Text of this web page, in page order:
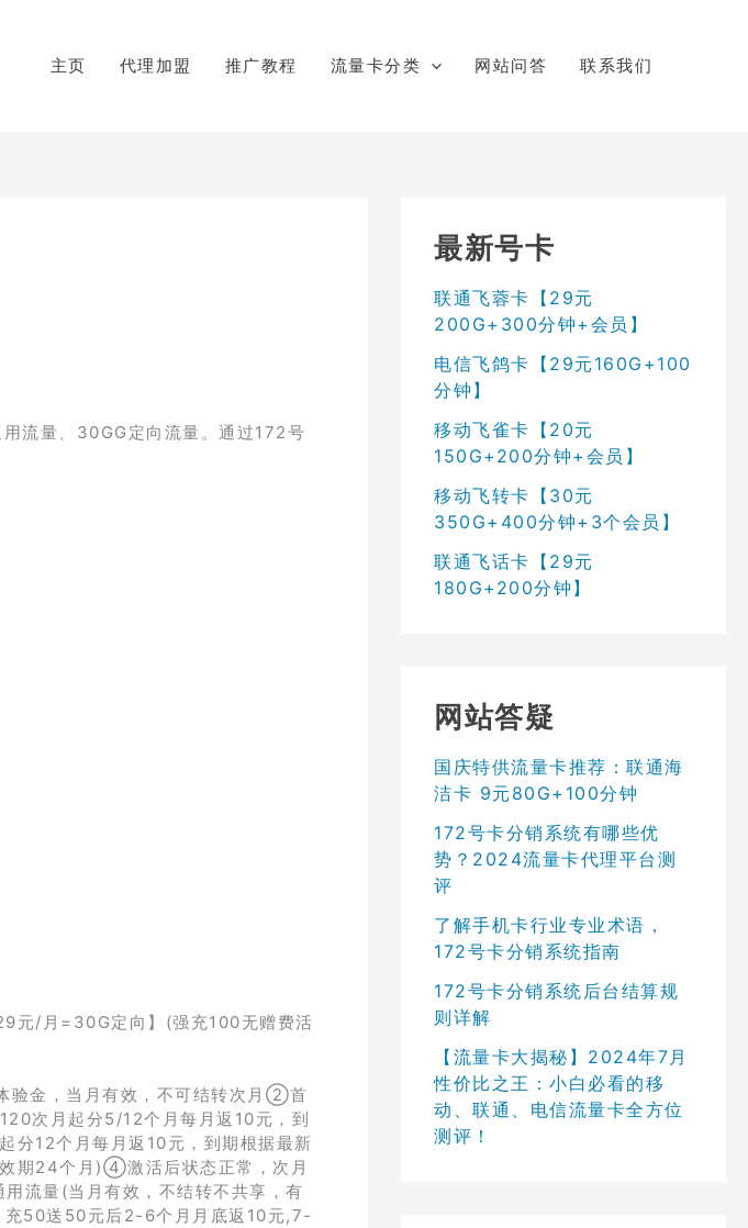
主页 代理加盟 推广教程 流量卡分类 网站问答 联系我们
流量、30GG定向流量。通过172号
元/月=30G定向】(强充100无赠费活
金，当月有效，不可结转次月②首
次月起分5/12个月每月返10元，到
分12个月每月返10元，到期根据最新
期24个月)④激活后状态正常，次月
流量(当月有效，不结转不共享，有
50送50元后2-6个月月底返10元,7-
最新号卡
联通飞蓉卡【29元
200G+300分钟+会员】
电信飞鸽卡【29元160G+100
分钟】
移动飞雀卡【20元
150G+200分钟+会员】
移动飞转卡【30元
350G+400分钟+3个会员】
联通飞话卡【29元
180G+200分钟】
网站答疑
国庆特供流量卡推荐：联通海
洁卡 9元80G+100分钟
172号卡分销系统有哪些优
势？2024流量卡代理平台测
评
了解手机卡行业专业术语，
172号卡分销系统指南
172号卡分销系统后台结算规
则详解
【流量卡大揭秘】2024年7月
性价比之王：小白必看的移
动、联通、电信流量卡全方位
测评！